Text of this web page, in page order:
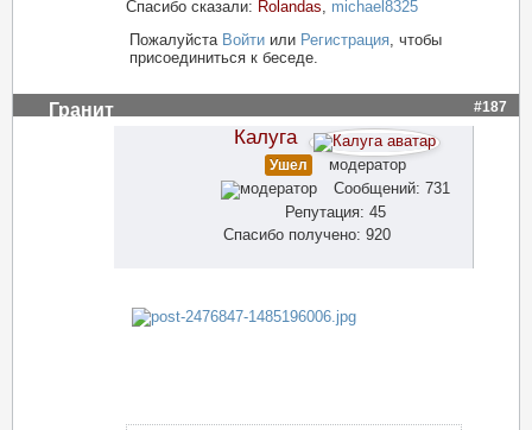
Спасибо сказали: Rolandas
michael8325
Пожалуйста Войти или Регистрация , чтобы
присоединиться к беседе.
Гранит #187
Калуга
Ушел
модератор
Сообщений: 731
Репутация: 45
Спасибо получено: 920